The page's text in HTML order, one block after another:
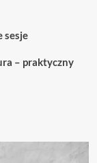
sesje
– praktyczny